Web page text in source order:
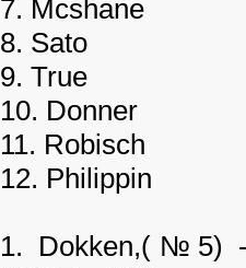
7. Mcshane
8. Sato
9. True
10. Donner
11. Robisch
12. Philippin
1.